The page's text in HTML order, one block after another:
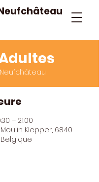
Neufchâteau
– 21:00
Klepper, 6840